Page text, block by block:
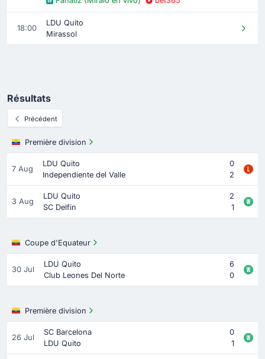
18:00
LDU Quito
Mirassol
Résultats
Précédent
Première division
7 Aug
LDU Quito
0
Independiente del Valle
2
3 Aug
LDU Quito
2
SC Delfin
1
Coupe d'Equateur
30 Jul
LDU Quito
6
Club Leones Del Norte
0
Première division
26 Jul
SC Barcelona
0
LDU Quito
1